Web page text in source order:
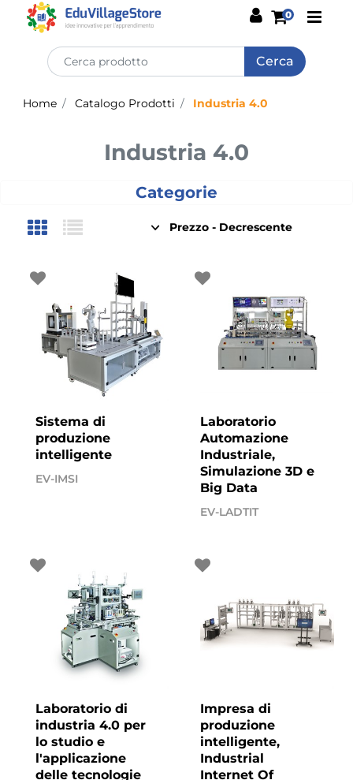
0
Home Catalogo Prodotti Industria 4.0
Industria 4.0
Categorie
Sistema di
produzione
intelligente
EV-IMSI
Laboratorio
Automazione
Industriale,
Simulazione 3D e
Big Data
EV-LADTIT
Laboratorio di
industria 4.0 per
lo studio e
l'applicazione
delle tecnologie
Impresa di
produzione
intelligente,
Industrial
Internet Of